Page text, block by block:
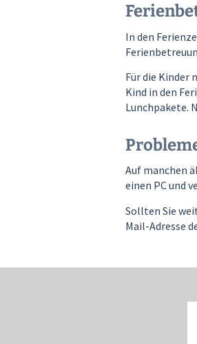
In den
Für die Kinder
Kind in den
Lunchpakete.
Auf manchen
einen PC und
Sollten Sie
Mail-Adresse